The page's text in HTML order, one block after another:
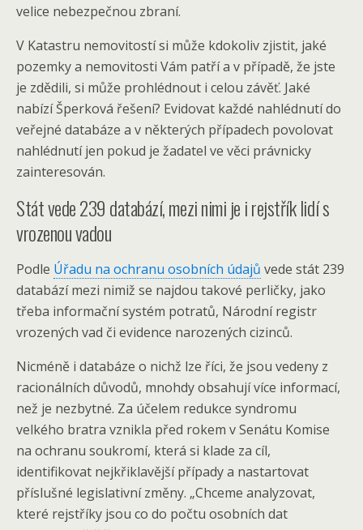
velice nebezpečnou zbraní.
V Katastru nemovitostí si může kdokoliv zjistit, jaké
pozemky a nemovitosti Vám patří a v případě, že jste
je zdědili, si může prohlédnout i celou závěť. Jaké
nabízí Šperková řešení? Evidovat každé nahlédnutí do
veřejné databáze a v některých případech povolovat
nahlédnutí jen pokud je žadatel ve věci právnicky
zainteresován.
Stát vede 239 databází, mezi nimi je i rejstřík lidí s
vrozenou vadou
Podle Úřadu na ochranu osobních údajů vede stát 239
databází mezi nimiž se najdou takové perličky, jako
třeba informační systém potratů, Národní registr
vrozených vad či evidence narozených cizinců.
Nicméně i databáze o nichž lze říci, že jsou vedeny z
racionálních důvodů, mnohdy obsahují více informací,
než je nezbytné. Za účelem redukce syndromu
velkého bratra vznikla před rokem v Senátu Komise
na ochranu soukromí, která si klade za cíl,
identifikovat nejkřiklavější případy a nastartovat
příslušné legislativní změny. „Chceme analyzovat,
které rejstříky jsou co do počtu osobních dat